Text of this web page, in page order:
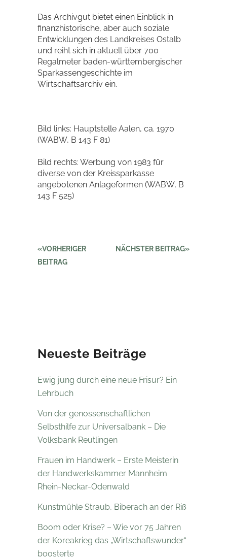
Das Archivgut bietet einen Einblick in
finanzhistorische, aber auch soziale
Entwicklungen des Landkreises Ostalb
und reiht sich in aktuell über 700
Regalmeter baden-württembergischer
Sparkassengeschichte im
Wirtschaftsarchiv ein.
Bild links: Hauptstelle Aalen, ca. 1970
(WABW, B 143 F 81)
Bild rechts: Werbung von 1983 für
diverse von der Kreissparkasse
angebotenen Anlageformen (WABW, B
143 F 525)
VORHERIGER
BEITRAG
NÄCHSTER BEITRAG
Neueste Beiträge
Ewig jung durch eine neue Frisur? Ein
Lehrbuch
Von der genossenschaftlichen
Selbsthilfe zur Universalbank – Die
Volksbank Reutlingen
Frauen im Handwerk – Erste Meisterin
der Handwerkskammer Mannheim
Rhein-Neckar-Odenwald
Kunstmühle Straub, Biberach an der Riß
Boom oder Krise? – Wie vor 75 Jahren
der Koreakrieg das „Wirtschaftswunder“
boosterte